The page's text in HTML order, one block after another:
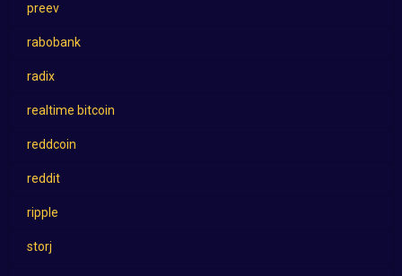
preev
rabobank
radix
realtime bitcoin
reddcoin
reddit
ripple
storj